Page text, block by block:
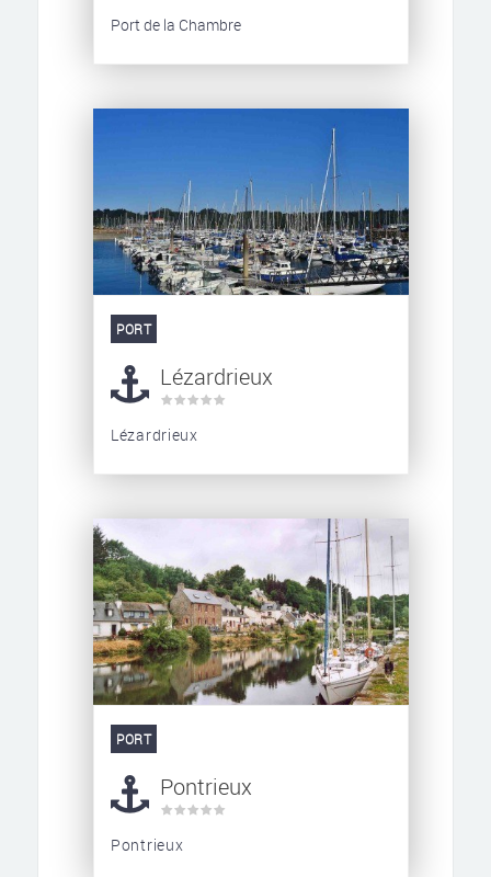
Port de la Chambre
PORT
Lézardrieux
Lézardrieux
PORT
Pontrieux
Pontrieux